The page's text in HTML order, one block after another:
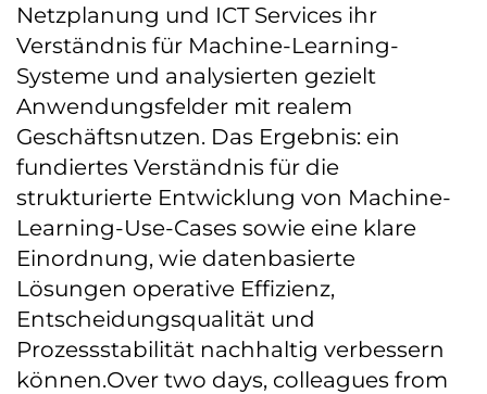
Netzplanung und ICT Services ihr
Verständnis für Machine-Learning-
Systeme und analysierten gezielt
Anwendungsfelder mit realem
Geschäftsnutzen. Das Ergebnis: ein
fundiertes Verständnis für die
strukturierte Entwicklung von Machine-
Learning-Use-Cases sowie eine klare
Einordnung, wie datenbasierte
Lösungen operative Effizienz,
Entscheidungsqualität und
Prozessstabilität nachhaltig verbessern
können.Over two days, colleagues from